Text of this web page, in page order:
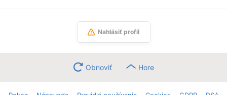
Nahlásiť profil
Obnoviť Hore